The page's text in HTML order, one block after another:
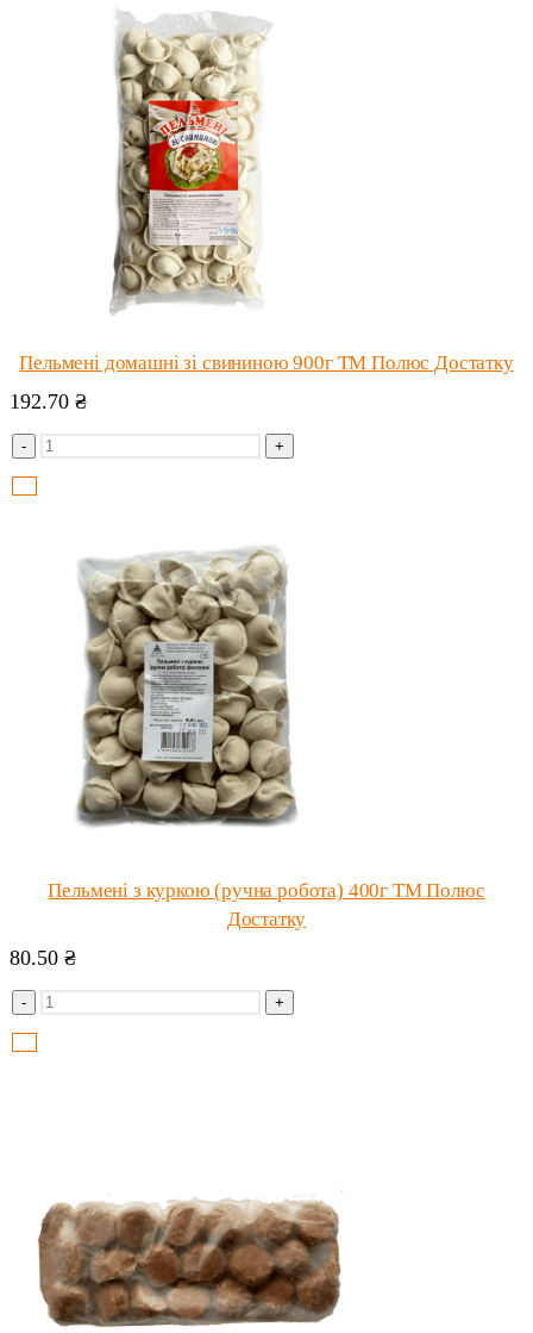
Пельмені домашні зі свининою 900г ТМ Полюс Достатку
192.70 ₴
- +
Пельмені з куркою (ручна робота) 400г ТМ Полюс
Достатку
80.50 ₴
- +